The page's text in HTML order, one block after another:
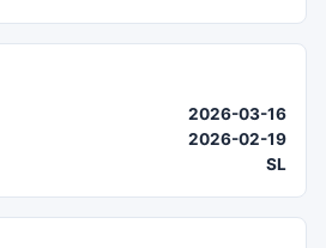
2026-03-16
2026-02-19
SL